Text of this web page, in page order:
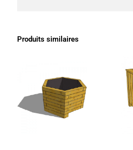
Produits similaires